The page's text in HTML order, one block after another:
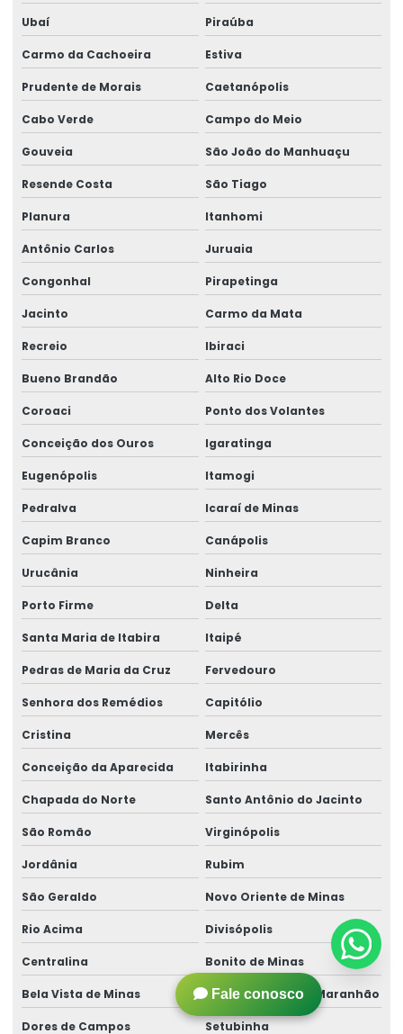
Ubaí Piraúba
Carmo da Cachoeira Estiva
Prudente de Morais Caetanópolis
Cabo Verde Campo do Meio
Gouveia São João do Manhuaçu
Resende Costa São Tiago
Planura Itanhomi
Antônio Carlos Juruaia
Congonhal Pirapetinga
Jacinto Carmo da Mata
Recreio Ibiraci
Bueno Brandão Alto Rio Doce
Coroaci Ponto dos Volantes
Conceição dos Ouros Igaratinga
Eugenópolis Itamogi
Pedralva Icaraí de Minas
Capim Branco Canápolis
Urucânia Ninheira
Porto Firme Delta
Santa Maria de Itabira Itaipé
Pedras de Maria da Cruz Fervedouro
Senhora dos Remédios Capitólio
Cristina Mercês
Conceição da Aparecida Itabirinha
Chapada do Norte Santo Antônio do Jacinto
São Romão Virginópolis
Jordânia Rubim
São Geraldo Novo Oriente de Minas
Rio Acima Divisópolis
Centralina Bonito de Minas
Bela Vista de Minas São Sebastião do Maranhão
Dores de Campos Setubinha
Fale conosco